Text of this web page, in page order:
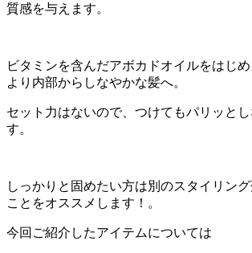
質感を与えます。
ビタミンを含んだアボカドオイルをはじ
より内部からしなやかな髪へ。
セット力はないので、つけてもパリッと
す。
しっかりと固めたい方は別のスタイリン
ことをオススメします！。
今回ご紹介したアイテムについては